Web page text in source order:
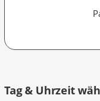
Tag & Uhrzeit